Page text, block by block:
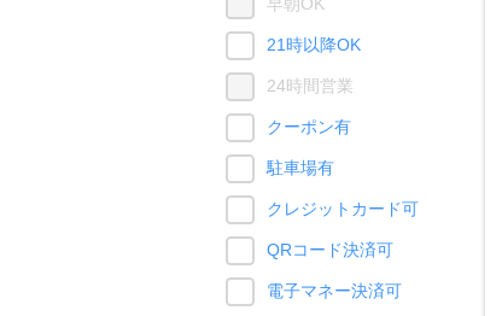
21時以降OK
24時間営業
クーポン有
駐車場有
クレジットカード可
QRコード決済可
電子マネー決済可